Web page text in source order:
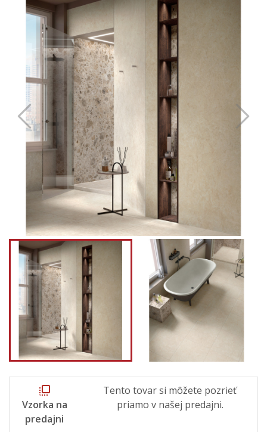
flip_to_front
Vzorka na
predajni
Tento tovar si môžete pozrieť
priamo v našej predajni.